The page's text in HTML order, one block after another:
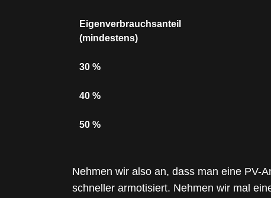
Eigenverbrauchsanteil
(mindestens)
30 %
40 %
50 %
Nehmen wir also an, dass man eine PV-
schneller armotisiert. Nehmen wir mal